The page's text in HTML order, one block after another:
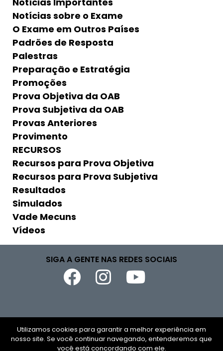
Notícias sobre o Exame
O Exame em Outros Países
Padrões de Resposta
Palestras
Preparação e Estratégia
Promoções
Prova Objetiva da OAB
Prova Subjetiva da OAB
Provas Anteriores
Provimento
RECURSOS
Recursos para Prova Objetiva
Recursos para Prova Subjetiva
Resultados
Simulados
Vade Mecuns
Vídeos
SIGA A GENTE NAS REDES SOCIAIS
Copyright © 2026
CNPJ
Utilizamos cookies para garantir a melhor experiência em
nosso site. Se você continuar navegando, entenderemos que
você está concordando com ele.